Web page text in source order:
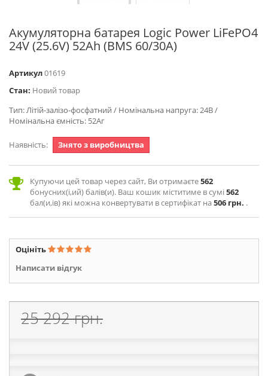
Акумуляторна батарея Logic Power LiFePO4
24V (25.6V) 52Ah (BMS 60/30A)
Артикул01619
Стан: Новий товар
Тип: Літій-залізо-фосфатний / Номінальна напруга: 24В /
Номінальна ємність: 52Аг
Наявність: Знято з виробництва
Купуючи цей товар через сайт, Ви отримаєте562
бонусних(і,ий) балів(и). Ваш кошик міститиме в сумі562
бал(и,ів) які можна конвертувати в сертифікат на506 грн. .
Оцініть
Написати відгук
25 292 грн.